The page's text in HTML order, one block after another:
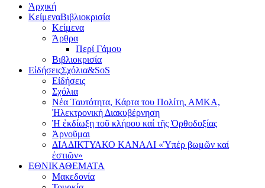
Ἀρχική
ΚείμεναΒιβλιοκρισία
Κείμενα
Άρθρα
Περί Γάμου
Βιβλιοκρισία
ΕἰδήσειςΣχόλια&SoS
Εἰδήσεις
Σχόλια
Νέα Ταυτότητα, Κάρτα του Πολίτη, ΑΜΚΑ,
Ἠλεκτρονική Διακυβέρνηση
Ἡ ἐκδίωξη τοῦ κλήρου καί τῆς Ὀρθοδοξίας
Ἀρνοῦμαι
ΔΙΑΔΙΚΤΥΑΚΟ ΚΑΝΑΛΙ «Ὑπέρ βωμῶν καί
ἑστιῶν»
ΕΘΝΙΚΑΘΕΜΑΤΑ
Μακεδονία